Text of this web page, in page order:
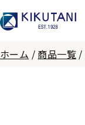
ホーム / 商品一覧 /